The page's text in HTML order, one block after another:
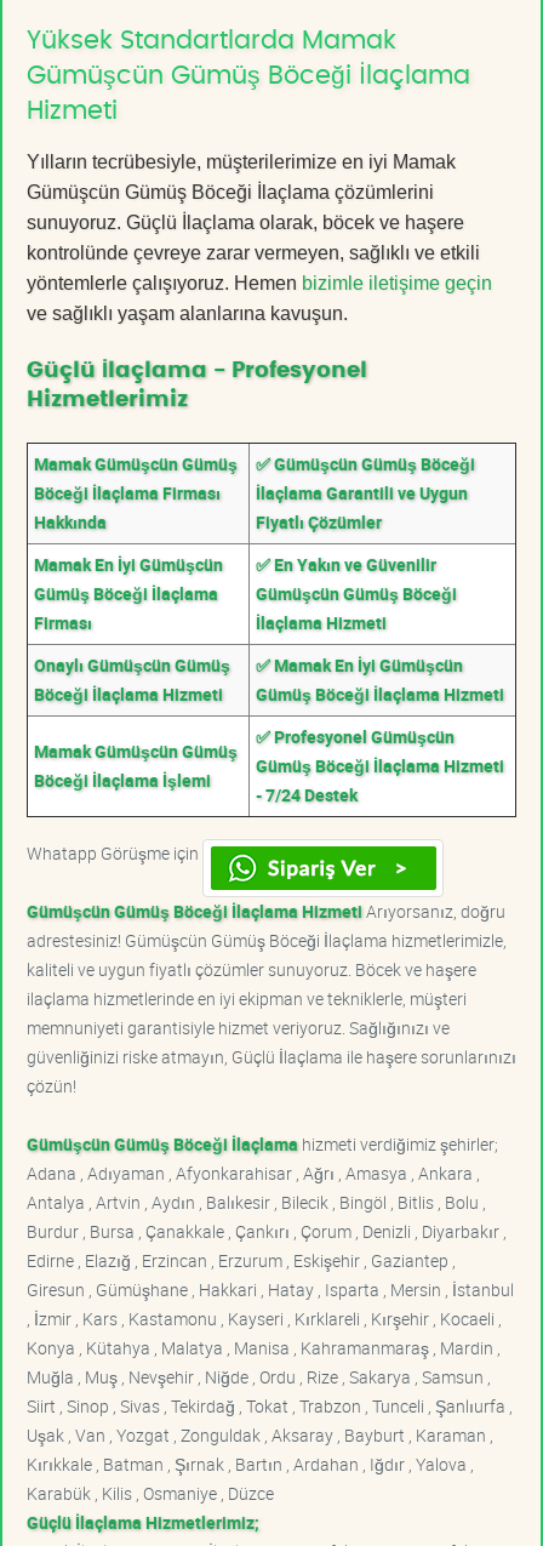
Yüksek Standartlarda Mamak
Gümüşcün Gümüş Böceği İlaçlama
Hizmeti
Yılların tecrübesiyle, müşterilerimize en iyi Mamak
Gümüşcün Gümüş Böceği İlaçlama çözümlerini
sunuyoruz. Güçlü İlaçlama olarak, böcek ve haşere
kontrolünde çevreye zarar vermeyen, sağlıklı ve etkili
yöntemlerle çalışıyoruz. Hemen bizimle iletişime geçin
ve sağlıklı yaşam alanlarına kavuşun.
Güçlü İlaçlama - Profesyonel
Hizmetlerimiz
Mamak Gümüşcün Gümüş
Böceği İlaçlama Firması
Hakkında
✅ Gümüşcün Gümüş Böceği
İlaçlama Garantili ve Uygun
Fiyatlı Çözümler
Mamak En İyi Gümüşcün
Gümüş Böceği İlaçlama
Firması
✅ En Yakın ve Güvenilir
Gümüşcün Gümüş Böceği
İlaçlama Hizmeti
Onaylı Gümüşcün Gümüş
Böceği İlaçlama Hizmeti
✅ Mamak En İyi Gümüşcün
Gümüş Böceği İlaçlama Hizmeti
Mamak Gümüşcün Gümüş
Böceği İlaçlama İşlemi
✅ Profesyonel Gümüşcün
Gümüş Böceği İlaçlama Hizmeti
- 7/24 Destek
Whatapp Görüşme için
Gümüşcün Gümüş Böceği İlaçlama HizmetiArıyorsanız, doğru
adrestesiniz! Gümüşcün Gümüş Böceği İlaçlama hizmetlerimizle,
kaliteli ve uygun fiyatlı çözümler sunuyoruz. Böcek ve haşere
ilaçlama hizmetlerinde en iyi ekipman ve tekniklerle, müşteri
memnuniyeti garantisiyle hizmet veriyoruz. Sağlığınızı ve
güvenliğinizi riske atmayın, Güçlü İlaçlama ile haşere sorunlarınızı
çözün!
Gümüşcün Gümüş Böceği İlaçlama hizmeti verdiğimiz şehirler;
Adana , Adıyaman , Afyonkarahisar , Ağrı , Amasya , Ankara ,
Antalya , Artvin , Aydın , Balıkesir , Bilecik , Bingöl , Bitlis , Bolu ,
Burdur , Bursa , Çanakkale , Çankırı , Çorum , Denizli , Diyarbakır ,
Edirne , Elazığ , Erzincan , Erzurum , Eskişehir , Gaziantep ,
Giresun , Gümüşhane , Hakkari , Hatay , Isparta , Mersin , İstanbul
, İzmir , Kars , Kastamonu , Kayseri , Kırklareli , Kırşehir , Kocaeli ,
Konya , Kütahya , Malatya , Manisa , Kahramanmaraş , Mardin ,
Muğla , Muş , Nevşehir , Niğde , Ordu , Rize , Sakarya , Samsun ,
Siirt , Sinop , Sivas , Tekirdağ , Tokat , Trabzon , Tunceli , Şanlıurfa ,
Uşak , Van , Yozgat , Zonguldak , Aksaray , Bayburt , Karaman ,
Kırıkkale , Batman , Şırnak , Bartın , Ardahan , Iğdır , Yalova ,
Karabük , Kilis , Osmaniye , Düzce
Güçlü İlaçlama Hizmetlerimiz;